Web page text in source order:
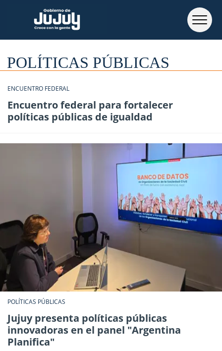
POLÍTICAS PÚBLICAS
ENCUENTRO FEDERAL
Encuentro federal para fortalecer
políticas públicas de igualdad
POLÍTICAS PÚBLICAS
Jujuy presenta políticas públicas
innovadoras en el panel "Argentina
Planifica"